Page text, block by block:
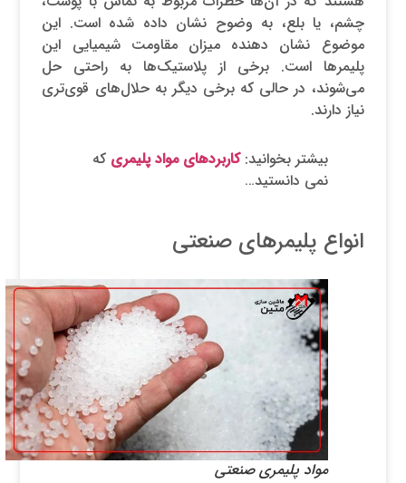
چشم، یا بلع، به وضوح نشان داده شده است. این
موضوع نشان دهنده میزان مقاومت شیمیایی این
پلیمرها است. برخی از پلاستیک‌ها به راحتی حل
می‌شوند، در حالی که برخی دیگر به حلال‌های قوی‌تری
نیاز دارند.
بیشتر بخوانید:کاربردهای مواد پلیمریکه
نمی دانستید…
انواع پلیمرهای صنعتی
مواد پلیمری صنعتی